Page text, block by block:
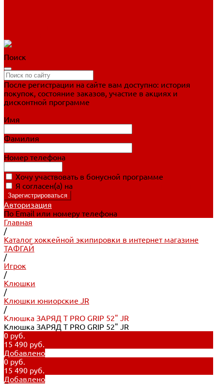
Поиск
После регистрации на сайте вам доступно: история
покупок, состояние заказов, участие в акциях и
дисконтной программе
Имя
Фамилия
Номер телефона
Хочу участвовать в бонусной программе
Я согласен(а) на
Авторизация
По Email или номеру телефона
Главная
/
Каталог хоккейной экипировки в интернет магазине
ТАФГАЙ
/
Игрок
/
Клюшки
/
Клюшки юниорские JR
/
Клюшка ЗАРЯД Т PRO GRIP 52" JR
Клюшка ЗАРЯД Т PRO GRIP 52" JR
0 руб.
15 490 руб.
Добавлено
0 руб.
15 490 руб.
Добавлено